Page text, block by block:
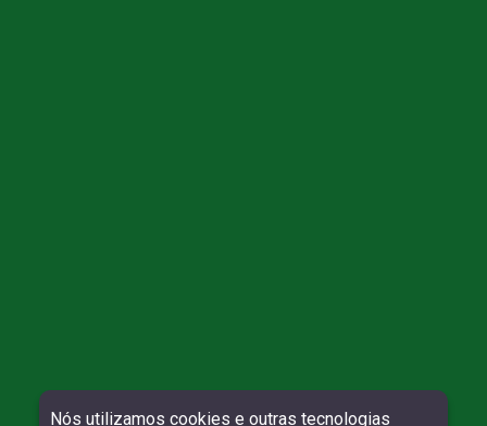
Direitos reservados à Willy Contábil - 2026
Nós utilizamos cookies e outras tecnologias